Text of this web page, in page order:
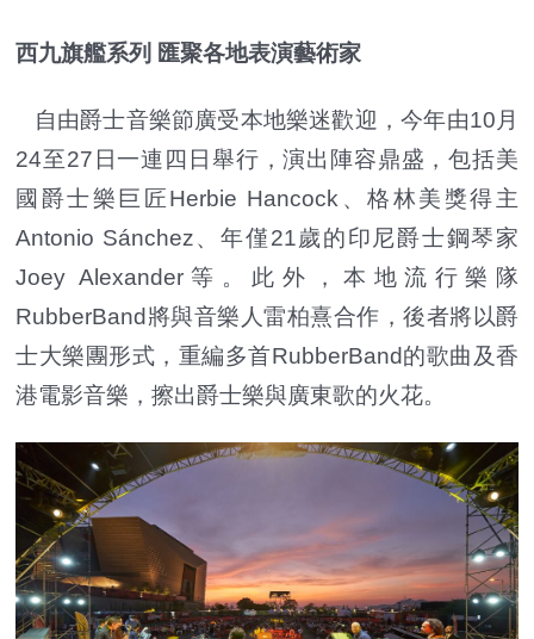
西九旗艦系列 匯聚各地表演藝術家
自由爵士音樂節廣受本地樂迷歡迎，今年由10月
24至27日一連四日舉行，演出陣容鼎盛，包括美
國爵士樂巨匠Herbie Hancock、格林美獎得主
Antonio Sánchez、年僅21歲的印尼爵士鋼琴家
Joey Alexander等。此外，本地流行樂隊
RubberBand將與音樂人雷柏熹合作，後者將以爵
士大樂團形式，重編多首RubberBand的歌曲及香
港電影音樂，擦出爵士樂與廣東歌的火花。